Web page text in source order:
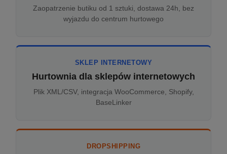
Zaopatrzenie butiku od 1 sztuki, dostawa 24h, bez
wyjazdu do centrum hurtowego
SKLEP INTERNETOWY
Hurtownia dla sklepów internetowych
Plik XML/CSV, integracja WooCommerce, Shopify,
BaseLinker
DROPSHIPPING